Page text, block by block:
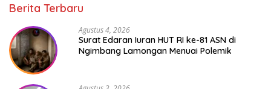
Berita Terbaru
Agustus 4, 2026
Surat Edaran Iuran HUT RI ke-81 ASN di
Ngimbang Lamongan Menuai Polemik